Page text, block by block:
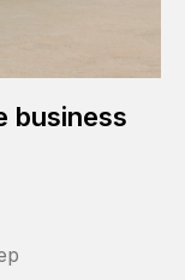
business